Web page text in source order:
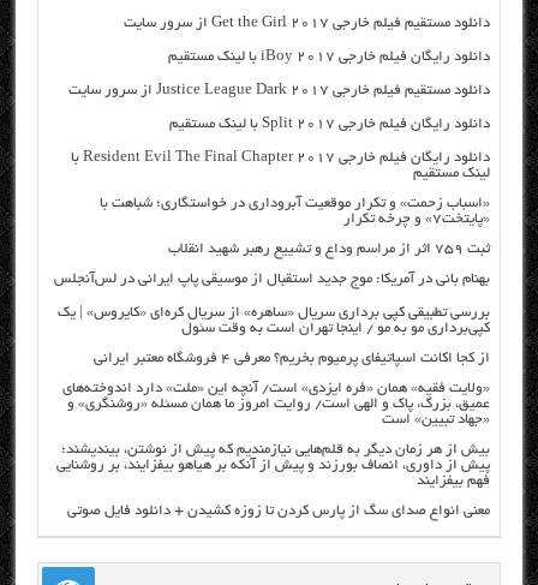
دانلود مستقیم فیلم خارجی Get the Girl 2017 از سرور سایت
دانلود رایگان فیلم خارجی iBoy 2017 با لینک مستقیم
دانلود مستقیم فیلم خارجی Justice League Dark 2017 از سرور سایت
دانلود رایگان فیلم خارجی Split 2017 با لینک مستقیم
دانلود رایگان فیلم خارجی Resident Evil The Final Chapter 2017 با
لینک مستقیم
«اسباب زحمت» و تکرار موقعیت آبروداری در خواستگاری؛ شباهت با
«پایتخت۷» و چرخه تکرار
ثبت ۷۵۹ اثر از مراسم وداع و تشییع رهبر شهید انقلاب
بهنام بانی در آمریکا: موج جدید استقبال از موسیقی پاپ ایرانی در لس‌آنجلس
بررسی تطبیقی کپی برداری سریال «ساهره» از سریال کره‌ای «کایروس» | یک
کپی‌برداری مو به مو / اینجا تهران است به وقت سئول
از کجا اکانت اسپاتیفای پرمیوم بخریم؟ معرفی ۴ فروشگاه معتبر ایرانی
«ولایت فقیه» همان «فره ایزدی» است/ آنچه این «ملت» دارد اندوخته‌های
عمیق، بزرگ، پاک و الهی است/ روایت امروز ما همان مسئله «روشنگری» و
«جهاد تبیین» است
بیش از هر زمان دیگر به قلم‌هایی نیازمندیم که پیش از نوشتن، بیندیشند؛
پیش از داوری، انصاف بورزند و پیش از آنکه بر هیاهو بیفزایند، بر روشنایی
فهم بیفزایند
معنی انواع صدای سگ از پارس کردن تا زوزه کشیدن + دانلود فایل صوتی